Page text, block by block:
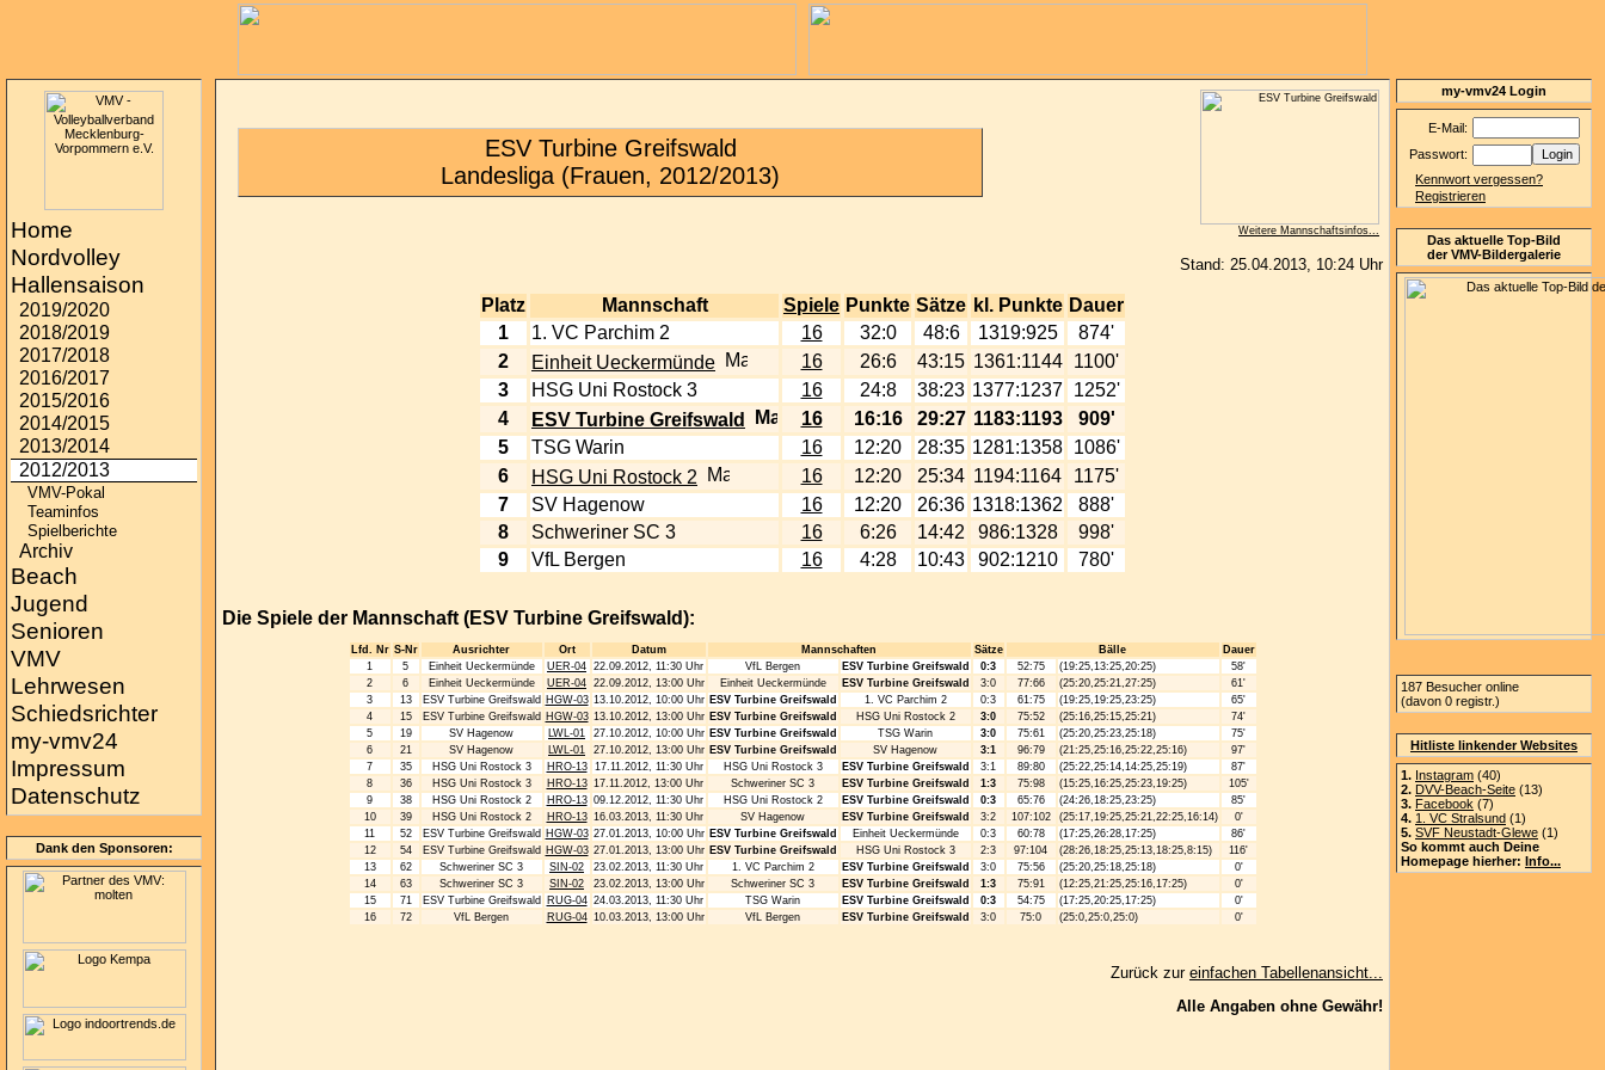
Home
Nordvolley
Hallensaison
2019/2020
2018/2019
2017/2018
2016/2017
2015/2016
2014/2015
2013/2014
2012/2013
VMV-Pokal
Teaminfos
Spielberichte
Archiv
Beach
Jugend
Senioren
VMV
Lehrwesen
Schiedsrichter
my-vmv24
Impressum
Datenschutz
Dank den Sponsoren:
ESV Turbine Greifswald
Landesliga (Frauen, 2012/2013)
Weitere Mannschaftsinfos...
Stand: 25.04.2013, 10:24 Uhr
Platz Mannschaft Spiele Punkte Sätze kl. Punkte Dauer
1
1. VC Parchim 2 16 32:0 48:6 1319:925
874'
2
Einheit Ueckermünde 16 26:6 43:15 1361:1144
1100'
3
HSG Uni Rostock 3 16 24:8 38:23 1377:1237 1252'
4
ESV Turbine Greifswald 16 16:16 29:27 1183:1193
909'
5
TSG Warin 16 12:20 28:35 1281:1358 1086'
6
HSG Uni Rostock 2 16 12:20 25:34 1194:1164
1175'
7
SV Hagenow 16 12:20 26:36 1318:1362
888'
8
Schweriner SC 3 16 6:26 14:42 986:1328
998'
9
VfL Bergen 16 4:28 10:43 902:1210 780'
Die Spiele der Mannschaft (ESV Turbine Greifswald):
Lfd. Nr S-Nr Ausrichter Ort Datum Mannschaften Sätze Bälle
Dauer
1
5 Einheit Ueckermünde UER-04 22.09.2012, 11:30 Uhr VfL Bergen ESV Turbine Greifswald 0:3 52:75 (19:25,13:25,20:25)
58'
2
6 Einheit Ueckermünde UER-04 22.09.2012, 13:00 Uhr Einheit Ueckermünde ESV Turbine Greifswald 3:0 77:66 (25:20,25:21,27:25)
61'
3
13 ESV Turbine Greifswald HGW-03 13.10.2012, 10:00 Uhr ESV Turbine Greifswald 1. VC Parchim 2 0:3 61:75 (19:25,19:25,23:25)
65'
4
15 ESV Turbine Greifswald HGW-03 13.10.2012, 13:00 Uhr ESV Turbine Greifswald HSG Uni Rostock 2 3:0 75:52 (25:16,25:15,25:21)
74'
5
19 SV Hagenow LWL-01 27.10.2012, 10:00 Uhr ESV Turbine Greifswald TSG Warin 3:0 75:61 (25:20,25:23,25:18)
75'
6
21 SV Hagenow LWL-01 27.10.2012, 13:00 Uhr ESV Turbine Greifswald SV Hagenow 3:1 96:79 (21:25,25:16,25:22,25:16)
97'
7
35 HSG Uni Rostock 3 HRO-13 17.11.2012, 11:30 Uhr HSG Uni Rostock 3 ESV Turbine Greifswald 3:1 89:80 (25:22,25:14,14:25,25:19)
87'
8
36 HSG Uni Rostock 3 HRO-13 17.11.2012, 13:00 Uhr Schweriner SC 3 ESV Turbine Greifswald 1:3 75:98 (15:25,16:25,25:23,19:25)
105'
9
38 HSG Uni Rostock 2 HRO-13 09.12.2012, 11:30 Uhr HSG Uni Rostock 2 ESV Turbine Greifswald 0:3 65:76 (24:26,18:25,23:25)
85'
10
39 HSG Uni Rostock 2 HRO-13 16.03.2013, 11:30 Uhr SV Hagenow ESV Turbine Greifswald 3:2 107:102 (25:17,19:25,25:21,22:25,16:14)
0'
11
52 ESV Turbine Greifswald HGW-03 27.01.2013, 10:00 Uhr ESV Turbine Greifswald Einheit Ueckermünde 0:3 60:78 (17:25,26:28,17:25)
86'
12
54 ESV Turbine Greifswald HGW-03 27.01.2013, 13:00 Uhr ESV Turbine Greifswald HSG Uni Rostock 3 2:3 97:104 (28:26,18:25,25:13,18:25,8:15)
116'
13
62 Schweriner SC 3 SIN-02 23.02.2013, 11:30 Uhr 1. VC Parchim 2 ESV Turbine Greifswald 3:0 75:56 (25:20,25:18,25:18)
0'
14
63 Schweriner SC 3 SIN-02 23.02.2013, 13:00 Uhr Schweriner SC 3 ESV Turbine Greifswald 1:3 75:91 (12:25,21:25,25:16,17:25)
0'
15
71 ESV Turbine Greifswald RUG-04 24.03.2013, 11:30 Uhr TSG Warin ESV Turbine Greifswald 0:3 54:75 (17:25,20:25,17:25)
0'
16
72 VfL Bergen RUG-04 10.03.2013, 13:00 Uhr VfL Bergen ESV Turbine Greifswald 3:0 75:0 (25:0,25:0,25:0) 0'
Zurück zur einfachen Tabellenansicht...
Alle Angaben ohne Gewähr!
my-vmv24 Login
E-Mail:
Passwort:
Kennwort vergessen?
Registrieren
Das aktuelle Top-Bild
der VMV-Bildergalerie
187 Besucher online
(davon 0 registr.)
Hitliste linkender Websites
1. Instagram (40)
2. DVV-Beach-Seite (13)
3. Facebook (7)
4. 1. VC Stralsund (1)
5. SVF Neustadt-Glewe (1)
So kommt auch Deine
Homepage hierher: Info...